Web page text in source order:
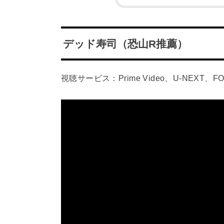
デッド寿司（恐山R推薦）
視聴サービス：Prime Video、U-NEXT、